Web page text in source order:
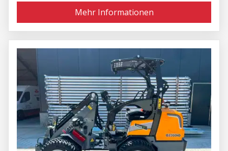
Mehr Informationen